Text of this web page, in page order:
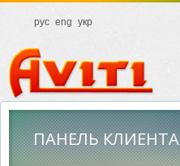
рус eng укр
ПАНЕЛЬ КЛИЕНТА